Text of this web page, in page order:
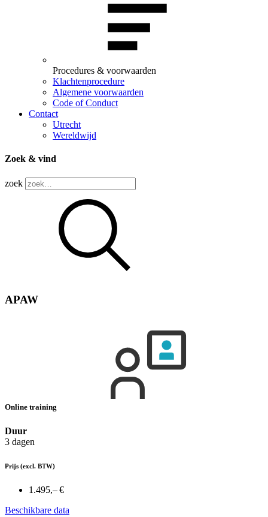
Procedures & voorwaarden
Klachtenprocedure
Algemene voorwaarden
Code of Conduct
Contact
Utrecht
Wereldwijd
Zoek & vind
zoek
APAW
Online training
Duur
3 dagen
Prijs (excl. BTW)
1.495,– €
Beschikbare data